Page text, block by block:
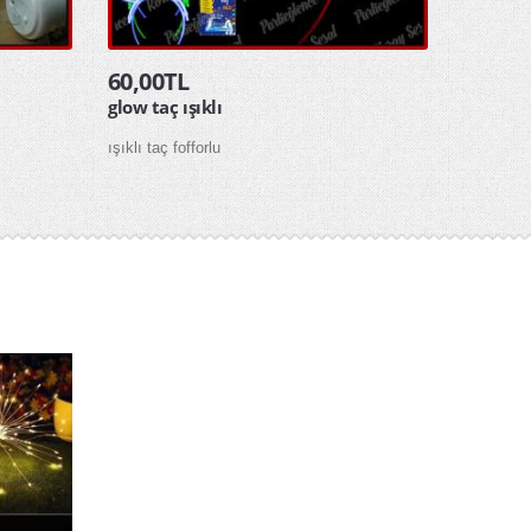
60,00TL
glow taç ışıklı
ışıklı taç fofforlu